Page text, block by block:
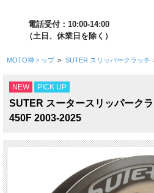
電話受付：10:00-14:00
（土日、休業日を除く）
MOTO禅トップ > SUTER スリッパークラッチ
NEW PICK UP
SUTER スータースリッパーク
450F 2003-2025